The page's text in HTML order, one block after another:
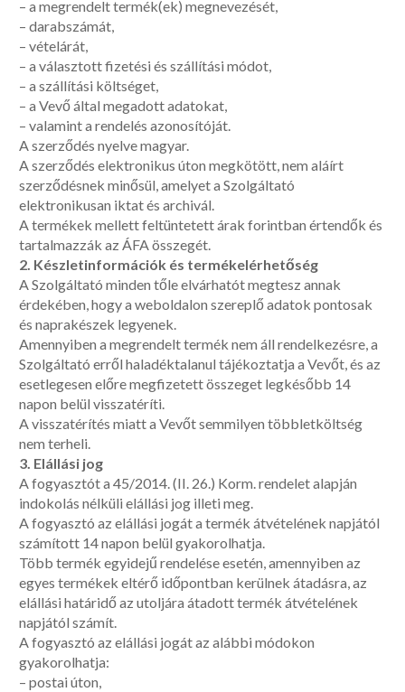
– a megrendelt termék(ek) megnevezését,
– darabszámát,
– vételárát,
– a választott fizetési és szállítási módot,
– a szállítási költséget,
– a Vevő által megadott adatokat,
– valamint a rendelés azonosítóját.
A szerződés nyelve magyar.
A szerződés elektronikus úton megkötött, nem aláírt
szerződésnek minősül, amelyet a Szolgáltató
elektronikusan iktat és archivál.
A termékek mellett feltüntetett árak forintban értendők és
tartalmazzák az ÁFA összegét.
2. Készletinformációk és termékelérhetőség
A Szolgáltató minden tőle elvárhatót megtesz annak
érdekében, hogy a weboldalon szereplő adatok pontosak
és naprakészek legyenek.
Amennyiben a megrendelt termék nem áll rendelkezésre, a
Szolgáltató erről haladéktalanul tájékoztatja a Vevőt, és az
esetlegesen előre megfizetett összeget legkésőbb 14
napon belül visszatéríti.
A visszatérítés miatt a Vevőt semmilyen többletköltség
nem terheli.
3. Elállási jog
A fogyasztót a 45/2014. (II. 26.) Korm. rendelet alapján
indokolás nélküli elállási jog illeti meg.
A fogyasztó az elállási jogát a termék átvételének napjától
számított 14 napon belül gyakorolhatja.
Több termék egyidejű rendelése esetén, amennyiben az
egyes termékek eltérő időpontban kerülnek átadásra, az
elállási határidő az utoljára átadott termék átvételének
napjától számít.
A fogyasztó az elállási jogát az alábbi módokon
gyakorolhatja:
– postai úton,